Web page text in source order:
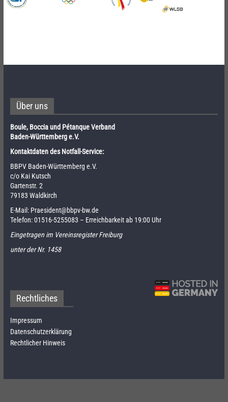
Über uns
Boule, Boccia und Pétanque Verband
Baden-Württemberg e.V.
Kontaktdaten des Notfall-Service:
BBPV Baden-Württemberg e.V.
c/o Kai Kutsch
Gartenstr. 2
79183 Waldkirch
E-Mail: Praesident@bbpv-bw.de
Telefon:01516-5255083 – Erreichbarkeit ab 19:00 Uhr
Eingetragen im Vereinsregister Freiburg
unter der Nr. 1458
Rechtliches
Impressum
Datenschutzerklärung
Rechtlicher Hinweis